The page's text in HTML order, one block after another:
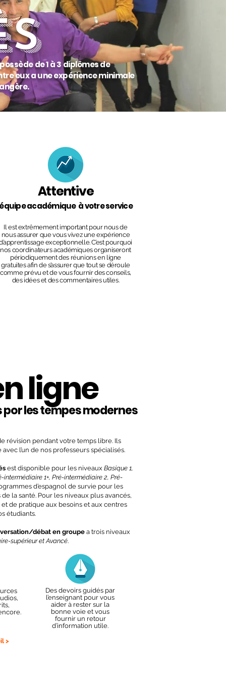
de 1 à 3 diplômes de
eux a une expérience minimale
Attentive
académique à votre service
Il est extrêmement important pour nous de
nous assurer que vous vivez une expérience
exceptionnelle. C’est pourquoi
nos coordinateurs académiques organiseront
périodiquement des réunions en ligne
gratuites afin de s’assurer que tout se déroule
comme prévu et de vous fournir des conseils,
des idées et des commentaires utiles.
révision pendant votre temps libre. Ils
l’un de nos professeurs spécialisés.
est disponible pour les niveaux Basique 1,
intermédiaire 1+, Pré-intermédiaire 2, Pré-
d’espagnol de survie pour les
la santé. Pour les niveaux plus avancés,
de pratique aux besoins et aux centres
étudiants.
débat en groupe a trois niveaux
supérieur et Avancé.
ligne
les tempes modernes
Des devoirs guidés par
l’enseignant pour vous
aider à rester sur la
bonne voie et vous
fournir un retour
d’information utile.
>